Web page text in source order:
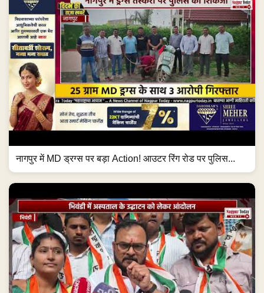
नागपुर में MD ड्रग्स पर बड़ा Action! आउटर रिंग रोड पर पुलिस...